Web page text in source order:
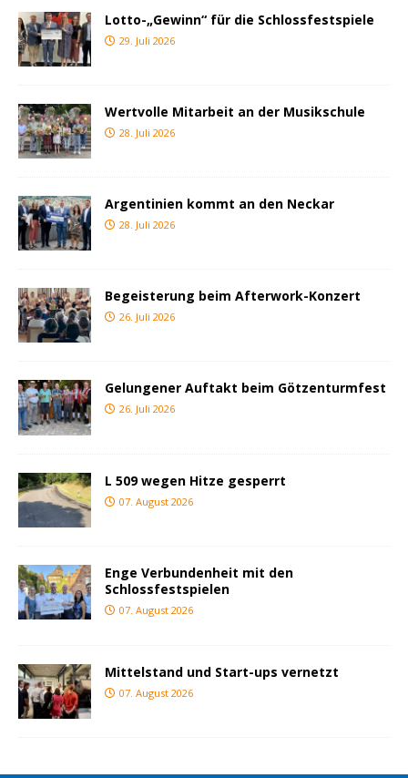
Lotto-„Gewinn“ für die Schlossfestspiele
29. Juli 2026
Wertvolle Mitarbeit an der Musikschule
28. Juli 2026
Argentinien kommt an den Neckar
28. Juli 2026
Begeisterung beim Afterwork-Konzert
26. Juli 2026
Gelungener Auftakt beim Götzenturmfest
26. Juli 2026
L 509 wegen Hitze gesperrt
07. August 2026
Enge Verbundenheit mit den
Schlossfestspielen
07. August 2026
Mittelstand und Start-ups vernetzt
07. August 2026